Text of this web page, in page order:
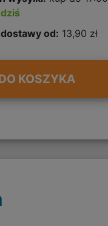
od: 13,90 zł
KOSZYKA